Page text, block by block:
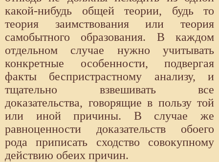
какой-нибудь общей теории, будь то
теория заимствования или теория
самобытного образования. В каждом
отдельном случае нужно учитывать
конкретные особенности, подвергая
факты беспристрастному анализу, и
тщательно взвешивать все
доказательства, говорящие в пользу той
или иной причины. В случае же
равноценности доказательств обоего
рода приписать сходство совокупному
действию обеих причин.